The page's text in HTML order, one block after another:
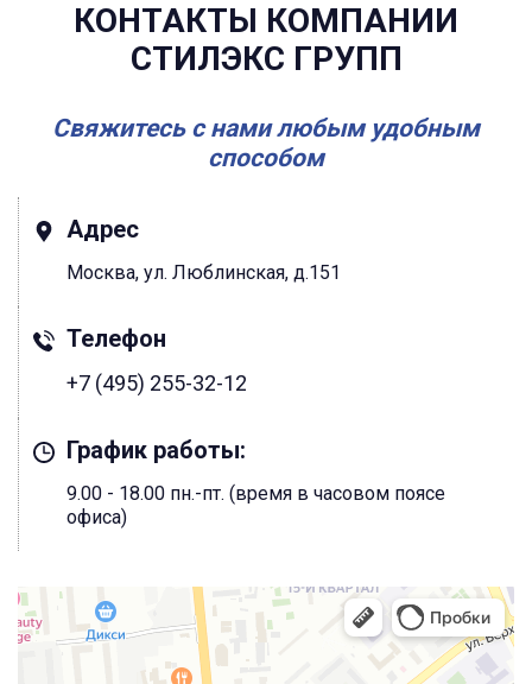
КОНТАКТЫ КОМПАНИИ
СТИЛЭКС ГРУПП
Свяжитесь с нами любым удобным
способом
Адрес
Москва, ул. Люблинская, д.151
Телефон
+7 (495) 255-32-12
График работы:
9.00 - 18.00 пн.-пт. (время в часовом поясе
офиса)